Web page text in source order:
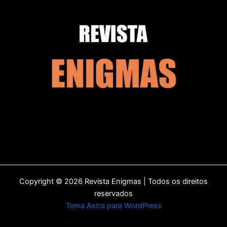
Copyright © 2026 Revista Enigmas | Todos os direitos
reservados
Tema Astra para WordPress